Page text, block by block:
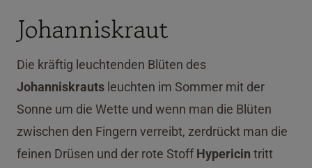
Johanniskraut
Die kräftig leuchtenden Blüten des
Johanniskrauts leuchten im Sommer mit der
Sonne um die Wette und wenn man die Blüten
zwischen den Fingern verreibt, zerdrückt man die
feinen Drüsen und der rote Stoff Hypericin tritt